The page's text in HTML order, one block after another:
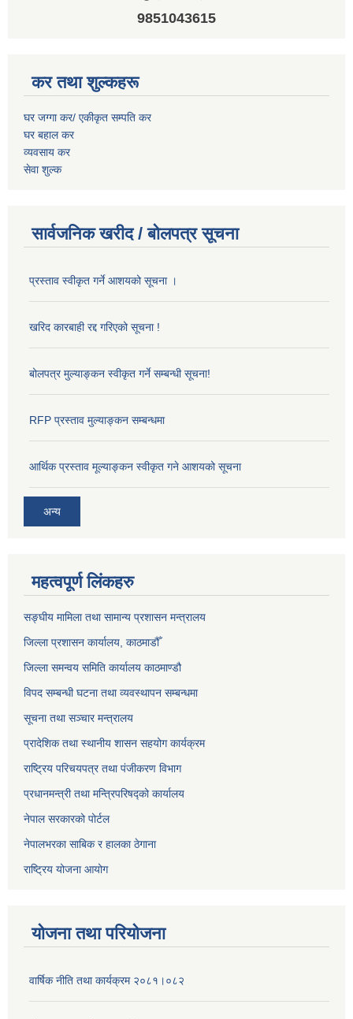
9851043615
कर तथा शुल्कहरू
घर जग्गा कर/ एकीकृत सम्पति कर
घर बहाल कर
व्यवसाय कर
सेवा शुल्क
सार्वजनिक खरीद / बोलपत्र सूचना
प्रस्ताव स्वीकृत गर्ने आशयको सूचना ।
खरिद कारबाही रद्द गरिएको सूचना !
बोलपत्र मुल्याङ्कन स्वीकृत गर्ने सम्बन्धी सूचना!
RFP प्रस्ताव मुल्याङ्कन सम्बन्धमा
आर्थिक प्रस्ताव मूल्याङ्कन स्वीकृत गने आशयको सूचना
अन्य
महत्वपूर्ण लिंकहरु
सङ्‍घीय मामिला तथा सामान्य प्रशासन मन्त्रालय
जिल्ला प्रशासन कार्यालय, काठमाडौँ
जिल्ला समन्वय समिति कार्यालय काठमाण्ड‌ौ
विपद सम्बन्धी घटना तथा व्यवस्थापन सम्बन्धमा
सूचना तथा सञ्चार मन्त्रालय
प्रादेशिक तथा स्थानीय शासन सहयोग कार्यक्रम
राष्ट्रिय परिचयपत्र तथा पंजीकरण विभाग
प्रधानमन्त्री तथा मन्त्रिपरिषद्को कार्यालय
नेपाल सरकारको पोर्टल
नेपालभरका साबिक र हालका ठेगाना
राष्ट्रिय योजना आयोग
योजना तथा परियोजना
वार्षिक नीति तथा कार्यक्रम २०८१।०८२